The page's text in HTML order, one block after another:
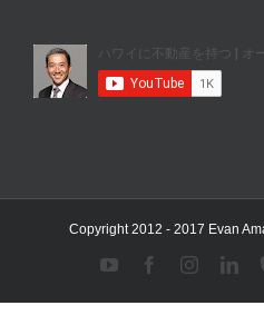
Copyright 2012 - 2017 Evan
YouTubeFacebook